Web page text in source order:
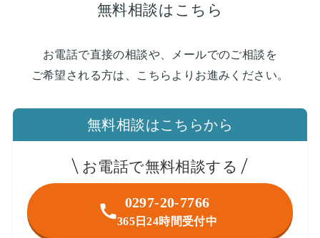
無料相談はこちら
お電話で直接の相談や、メールでのご相談を
ご希望される方は、こちらよりお進みください。
無料相談はこちらから
お電話で無料相談する
0297-20-7766
365日24時間受付中